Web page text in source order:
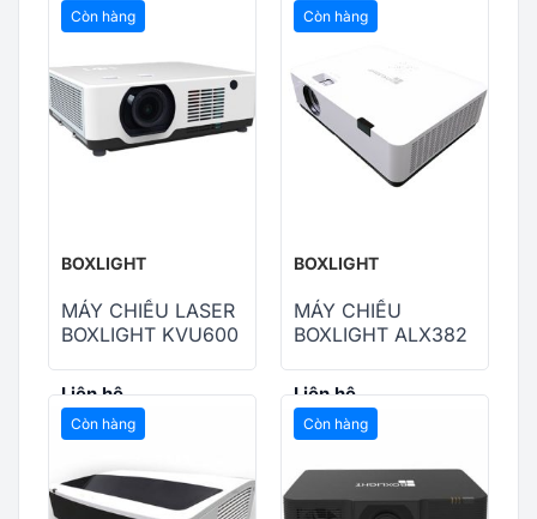
Còn hàng
BOXLIGHT
MÁY CHIẾU LASER
BOXLIGHT KVU600
Liên hệ
Còn hàng
BOXLIGHT
MÁY CHIẾU
BOXLIGHT ALX382
Liên hệ
Còn hàng Còn hàng